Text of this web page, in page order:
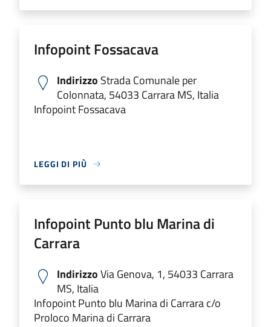
Infopoint Fossacava
Indirizzo Strada Comunale per
Colonnata, 54033 Carrara MS, Italia
Infopoint Fossacava
LEGGI DI PIÙ
Infopoint Punto blu Marina di
Carrara
IndirizzoVia Genova, 1, 54033 Carrara
MS, Italia
Infopoint Punto blu Marina di Carrara c/o
Proloco Marina di Carrara